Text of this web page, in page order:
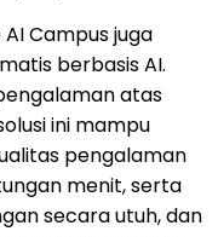
AI Campus juga
berbasis AI.
atas
ini mampu
pengalaman
menit, serta
secara utuh, dan